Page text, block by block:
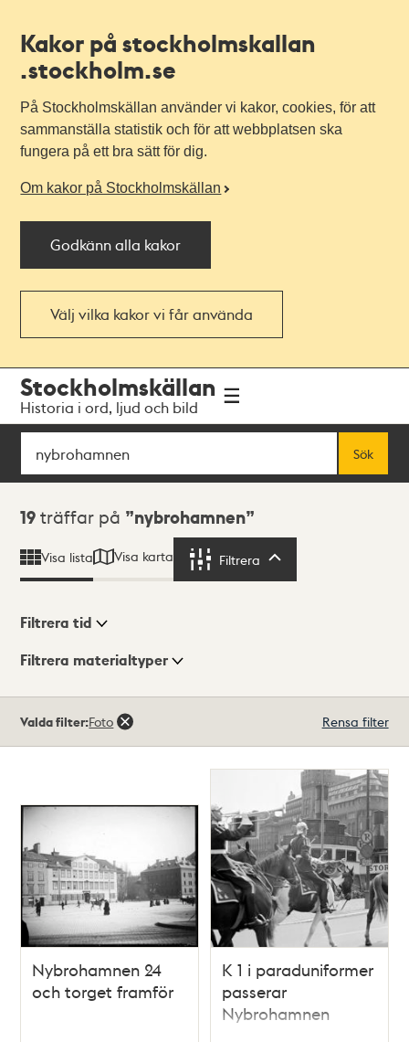
Kakor på stockholmskallan
.stockholm.se
På Stockholmskällan använder vi kakor, cookies, för att
sammanställa statistik och för att webbplatsen ska
fungera på ett bra sätt för dig.
Om kakor på Stockholmskällan
Godkänn alla kakor
Välj vilka kakor vi får använda
navigationen
huvudinnehållet
Stockholmskällan
Historia i ord, ljud och bild
Sök
Sök
Sökresultat
19 träffar på nybrohamnen
Visa lista Visa karta Filtrera
Visningsläge
Filtrera tid
Filtrera materialtyper
träffar
Valda filter:Foto Rensa filter
Nybrohamnen 24
och torget framför
K 1 i paraduniformer
passerar
Nybrohamnen